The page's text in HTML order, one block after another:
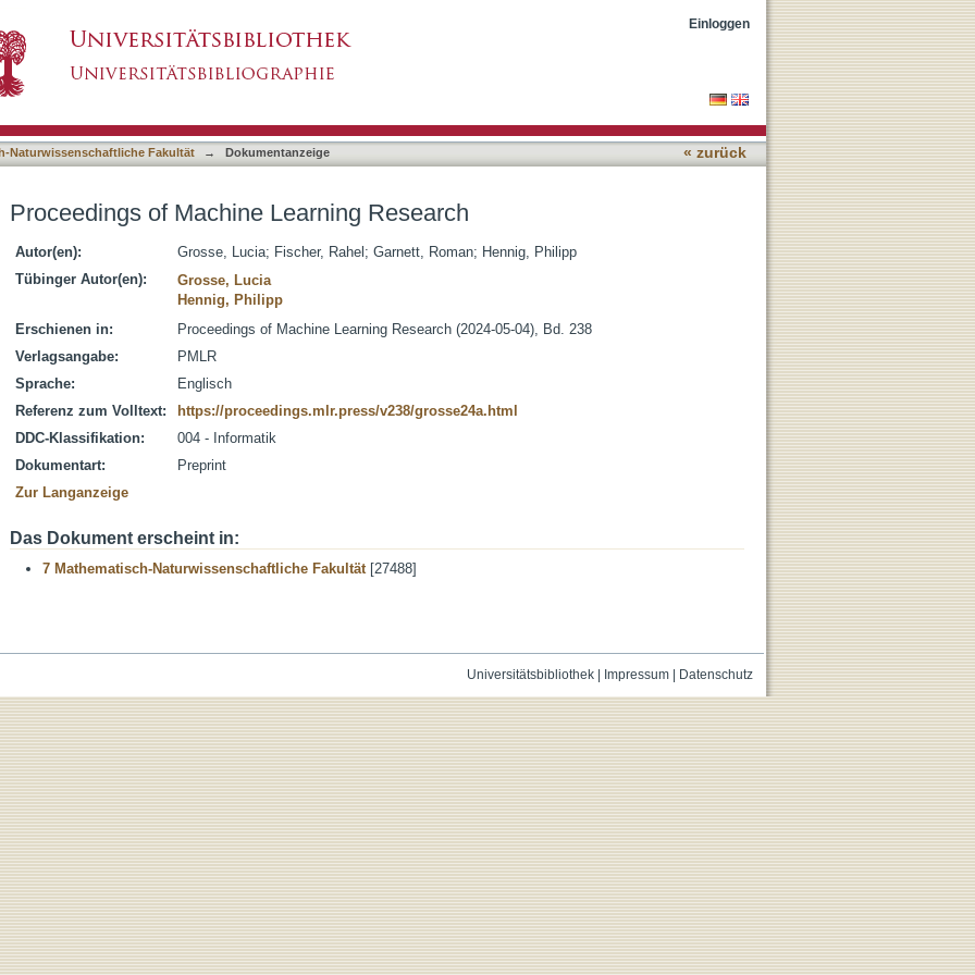
Einloggen
Naturwissenschaftliche Fakultät → Dokumentanzeige « zurück
Proceedings of Machine Learning Research
Autor(en): Grosse, Lucia; Fischer, Rahel ; Garnett, Roman; Hennig, Philipp
Tübinger Autor(en):
Grosse, Lucia
Hennig, Philipp
Erschienen in:
Proceedings of Machine Learning Research (2024-05-04), Bd. 238
Verlagsangabe:
PMLR
Sprache:
Englisch
Referenz zum Volltext:
https://proceedings.mlr.press/v238/grosse24a.html
DDC-Klassifikation:
004 - Informatik
Dokumentart:
Preprint
Zur Langanzeige
Das Dokument erscheint in:
7 Mathematisch-Naturwissenschaftliche Fakultät[27488]
Universitätsbibliothek| Impressum| Datenschutz